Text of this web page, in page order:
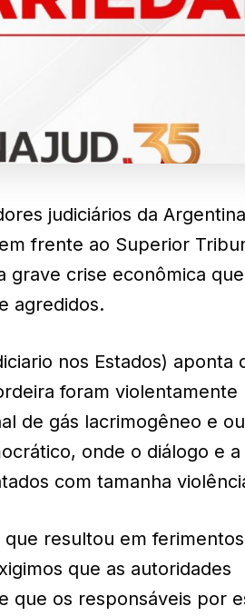
judiciários da
frente ao Superior
grave crise econômica que
agredidos.
nos Estados) aponta
foram violentamente
de gás lacrimogêneo e
onde o diálogo e a
com tamanha
resultou em ferimentos
que as autoridades
que os responsáveis por